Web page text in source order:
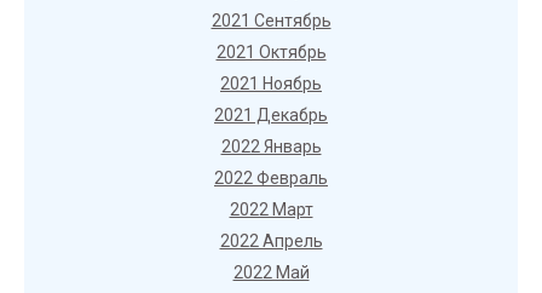
2021 Сентябрь
2021 Октябрь
2021 Ноябрь
2021 Декабрь
2022 Январь
2022 Февраль
2022 Март
2022 Апрель
2022 Май